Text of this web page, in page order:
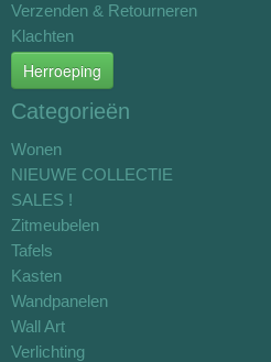
Verzenden & Retourneren
Klachten
Herroeping
Categorieën
Wonen
NIEUWE COLLECTIE
SALES !
Zitmeubelen
Tafels
Kasten
Wandpanelen
Wall Art
Verlichting